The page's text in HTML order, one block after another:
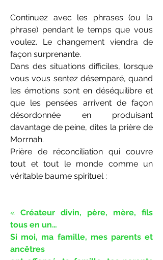
Continuez avec les phrases (ou la
phrase) pendant le temps que vous
voulez. Le changement viendra de
façon surprenante.
Dans des situations difficiles, lorsque
vous vous sentez désemparé, quand
les émotions sont en déséquilibre et
que les pensées arrivent de façon
désordonnée en produisant
davantage de peine, dites la prière de
Morrnah.
Prière de réconciliation qui couvre
tout et tout le monde comme un
véritable baume spirituel :
« Créateur divin, père, mère, fils
tous en un…
Si moi, ma famille, mes parents et
ancêtres